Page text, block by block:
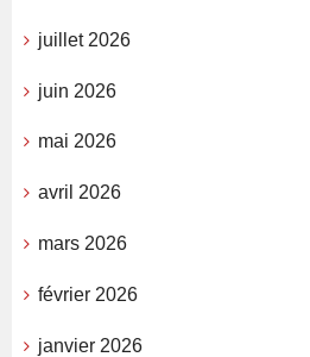
juillet 2026
juin 2026
mai 2026
avril 2026
mars 2026
février 2026
janvier 2026